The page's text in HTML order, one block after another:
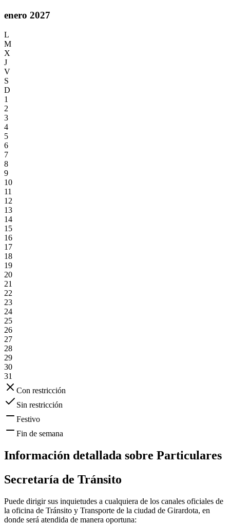
enero 2027
L
M
X
J
V
S
D
1
2
3
4
5
6
7
8
9
10
11
12
13
14
15
16
17
18
19
20
21
22
23
24
25
26
27
28
29
30
31
Con restricción
Sin restricción
Festivo
Fin de semana
Información detallada sobre Particulares
Secretaría de Tránsito
Puede dirigir sus inquietudes a cualquiera de los canales oficiales de
la oficina de Tránsito y Transporte de la ciudad de Girardota, en
donde será atendida de manera oportuna: